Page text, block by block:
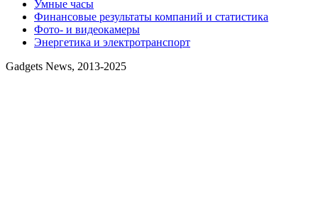
Умные часы
Финансовые результаты компаний и статистика
Фото- и видеокамеры
Энергетика и электротранспорт
Gadgets News, 2013-2025